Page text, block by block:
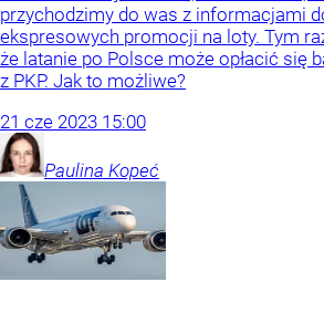
przychodzimy do was z informacjami
ekspresowych promocji na loty. Tym
że latanie po Polsce może opłacić się
z PKP. Jak to możliwe?
21 cze 2023 15:00
Paulina Kopeć